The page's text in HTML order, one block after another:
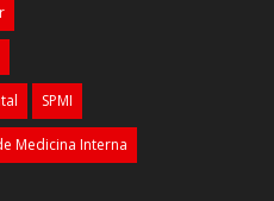
SPMI
Medicina Interna